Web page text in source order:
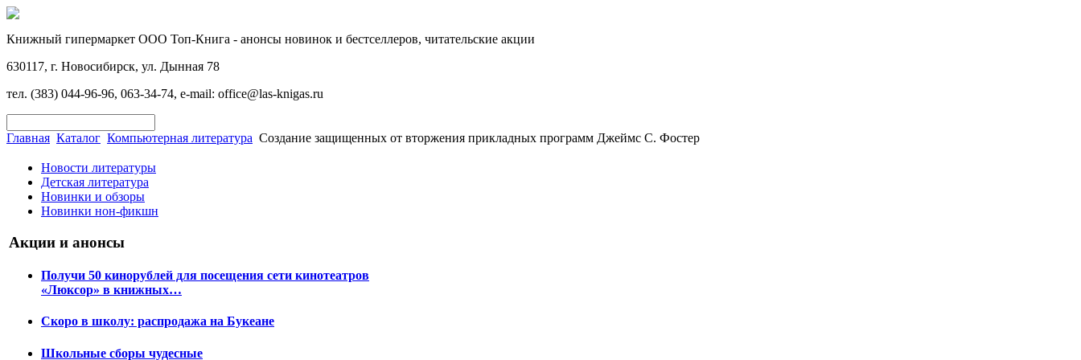
Книжный гипермаркет ООО Топ-Книга - анонсы новинок и бестселлеров, читательские акции
630117, г. Новосибирск, ул. Дынная 78
тел. (383) 044-96-96, 063-34-74, e-mail: office@las-knigas.ru
Главная Каталог Компьютерная литература Создание защищенных от вторжения прикладных программ Джеймс С. Фостер
Новости литературы
Детская литература
Новинки и обзоры
Новинки нон-фикшн
Акции и анонсы
Получи 50 кинорублей для посещения сети кинотеатров
«Люксор» в книжных…
Скоро в школу: распродажа на Букеане
Школьные сборы чудесные